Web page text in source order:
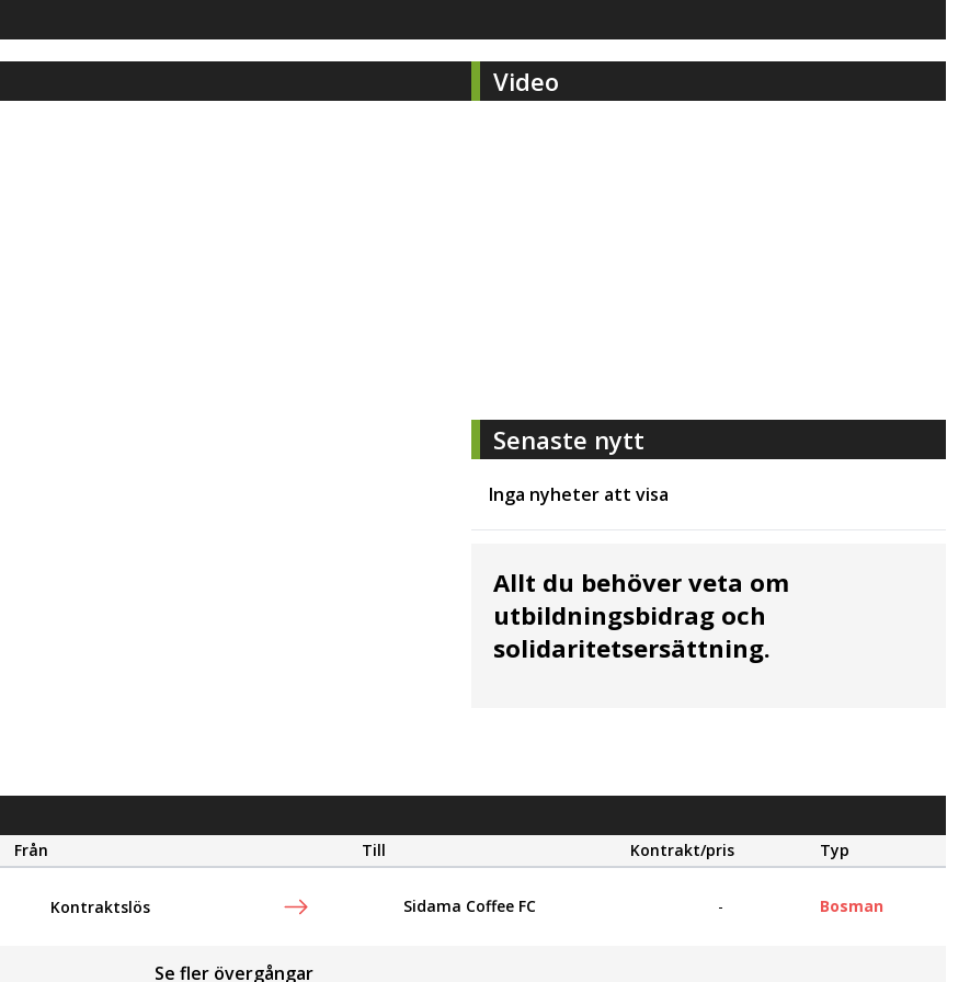
Video
Senaste nytt
Inga nyheter att visa
Allt du behöver veta om
utbildningsbidrag och
solidaritetsersättning.
Från Till Kontrakt/pris Typ
Kontraktslös Sidama Coffee FC - Bosman
Se fler övergångar